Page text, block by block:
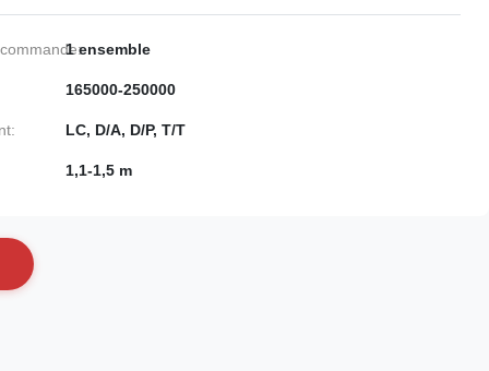
1 ensemble
165000-250000
LC, D/A, D/P, T/T
1,1-1,5 m